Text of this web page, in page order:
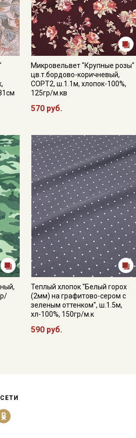
Микровельвет "Крупные розы"
цв.т.бордово-коричневый,
СОРТ2, ш.1.1м, хлопок-100%,
125гр/м.кв
570 руб.
Теплый хлопок "Белый горох
(2мм) на графитово-сером с
зеленым оттенком", ш.1.5м,
хл-100%, 150гр/м.к
590 руб.